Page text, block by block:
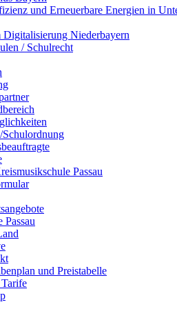
und Erneuerbare Energien in
Digitalisierung Niederbayern
/ Schulrecht
Schulordnung
Passau
Passau
und Preistabelle